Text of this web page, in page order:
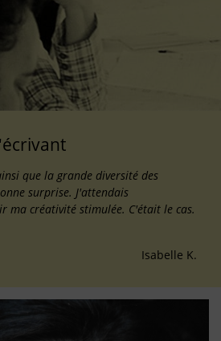
que la grande diversité des
surprise. J'attendais
ma créativité stimulée. C'était le cas.
Isabelle K.